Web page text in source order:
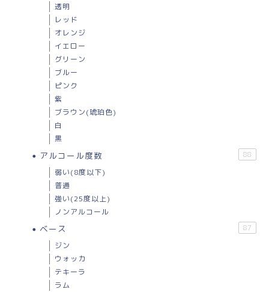
透明
レッド
オレンジ
イエロー
グリーン
ブルー
ピンク
紫
ブラウン(琥珀色)
白
黒
アルコール度数 88
弱い(8度以下)
普通
強い(25度以上)
ノンアルコール
ベース 87
ジン
ウォッカ
テキーラ
ラム